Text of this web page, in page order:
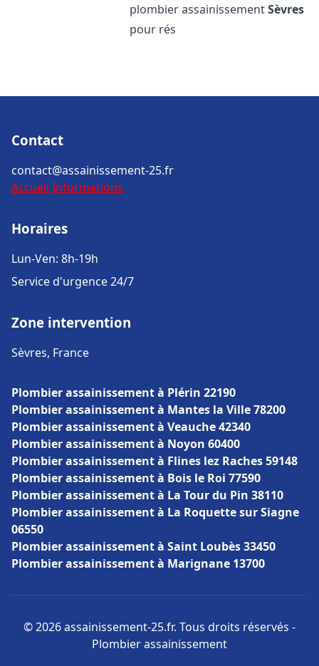
plombier assainissementSèvres
pour rés
Contact
contact@assainissement-25.fr
Accueil Informations
Horaires
Lun-Ven: 8h-19h
Service d'urgence 24/7
Zone intervention
Sèvres, France
Plombier assainissement à Plérin 22190
Plombier assainissement à Mantes la Ville 78200
Plombier assainissement à Veauche 42340
Plombier assainissement à Noyon 60400
Plombier assainissement à Flines lez Raches 59148
Plombier assainissement à Bois le Roi 77590
Plombier assainissement à La Tour du Pin 38110
Plombier assainissement à La Roquette sur Siagne
06550
Plombier assainissement à Saint Loubès 33450
Plombier assainissement à Marignane 13700
© 2026 assainissement-25.fr. Tous droits réservés -
Plombier assainissement